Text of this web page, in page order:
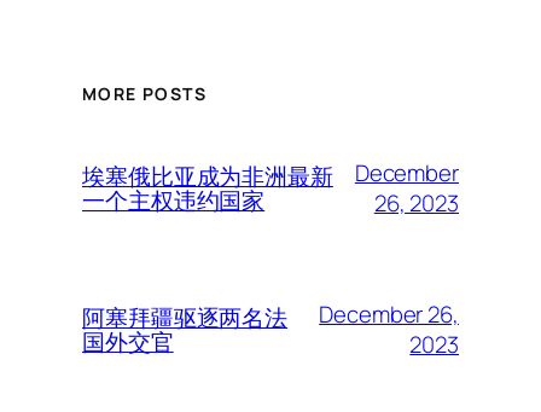
MORE POSTS
埃塞俄比亚成为非洲最新
一个主权违约国家
December
26, 2023
阿塞拜疆驱逐两名法
国外交官
December 26,
2023